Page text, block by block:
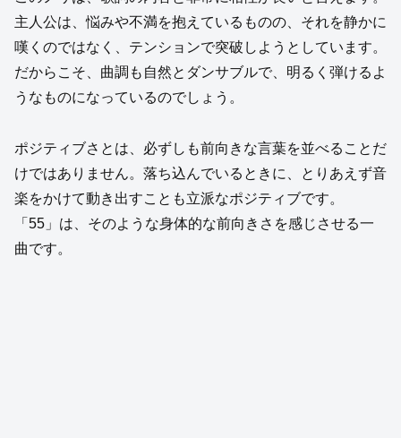
主人公は、悩みや不満を抱えているものの、それを静かに
嘆くのではなく、テンションで突破しようとしています。
だからこそ、曲調も自然とダンサブルで、明るく弾けるよ
うなものになっているのでしょう。
ポジティブさとは、必ずしも前向きな言葉を並べることだ
けではありません。落ち込んでいるときに、とりあえず音
楽をかけて動き出すことも立派なポジティブです。
「55」は、そのような身体的な前向きさを感じさせる一
曲です。